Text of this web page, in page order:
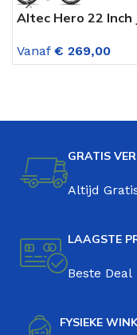
Altec Hero 22 Inch
Vanaf € 269,00
GRATIS
Altijd
LAAGSTE
Beste Deal
FYSIEKE